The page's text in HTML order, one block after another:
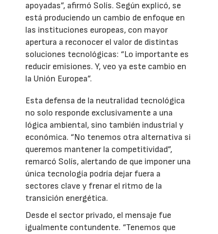
apoyadas”, afirmó Solís. Según explicó, se
está produciendo un cambio de enfoque en
las instituciones europeas, con mayor
apertura a reconocer el valor de distintas
soluciones tecnológicas: “Lo importante es
reducir emisiones. Y, veo ya este cambio en
la Unión Europea”.
Esta defensa de la neutralidad tecnológica
no solo responde exclusivamente a una
lógica ambiental, sino también industrial y
económica. “No tenemos otra alternativa si
queremos mantener la competitividad”,
remarcó Solís, alertando de que imponer una
única tecnología podría dejar fuera a
sectores clave y frenar el ritmo de la
transición energética.
Desde el sector privado, el mensaje fue
igualmente contundente. “Tenemos que